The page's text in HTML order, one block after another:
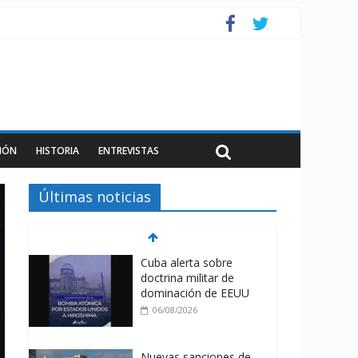
HISTORIA ENTREVISTAS
Últimas noticias
Cuba alerta sobre
doctrina militar de
dominación de EEUU
06/08/2026